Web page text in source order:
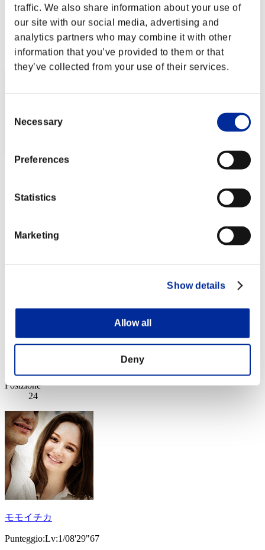
traffic. We also share information about your use of
our site with our social media, advertising and
analytics partners who may combine it with other
information that you’ve provided to them or that
they’ve collected from your use of their services.
Selection
Necessary
Preferences
Statistics
Marketing
Show details
Allow all
Deny
BadBoyForce
Punteggio:Lv:1/07'14"19
Posizione
22
Punteggio:Lv:1/07'16"62
scorpion_ka
Posizione
24
モモイチカ
Punteggio:Lv:1/08'29"67